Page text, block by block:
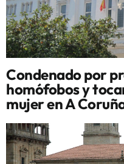
Condenado por
homófobos y
mujer en A